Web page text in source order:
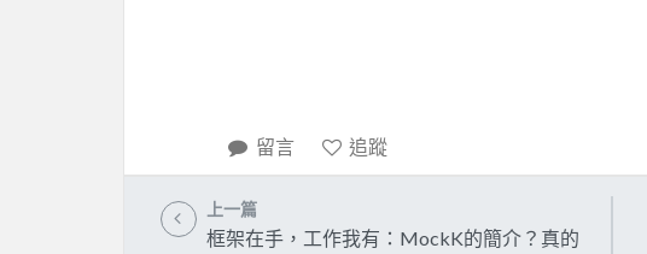
留言 追蹤
上一篇
框架在手，工作我有：MockK的簡介？真的